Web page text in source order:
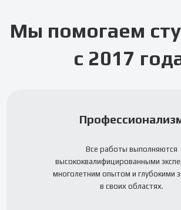
Мы помогаем
с 2017
Все работы выполняются
высококвалифицированными
многолетним опытом и глубокими
в своих областях.